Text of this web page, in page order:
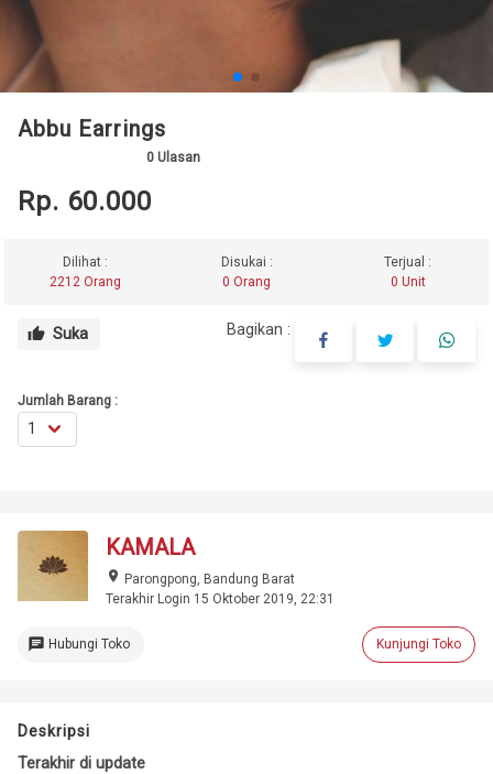
Abbu Earrings
0 Ulasan
Rp. 60.000
Dilihat :
2212 Orang
Disukai :
0 Orang
Terjual :
0 Unit
thumb_up Suka Bagikan :
Jumlah Barang :
KAMALA
place Parongpong, Bandung Barat
Terakhir Login 15 Oktober 2019, 22:31
chat Hubungi Toko Kunjungi Toko
Deskripsi
Terakhir di update